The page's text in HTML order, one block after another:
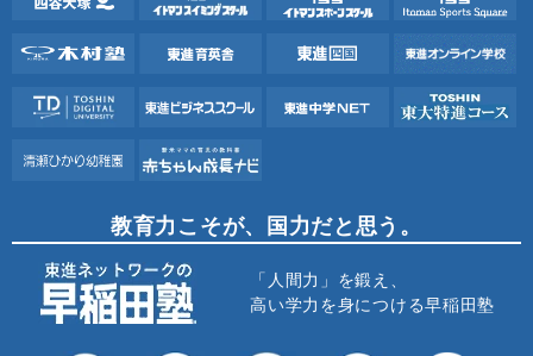
教育力こそが、国力だと思う。
「人間力」を鍛え、
高い学力を身につける早稲田塾